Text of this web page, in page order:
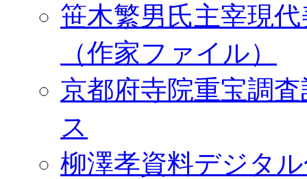
笹木繁男氏主宰現
（作家ファイル）
京都府寺院重宝調
ス
柳澤孝資料デジタ